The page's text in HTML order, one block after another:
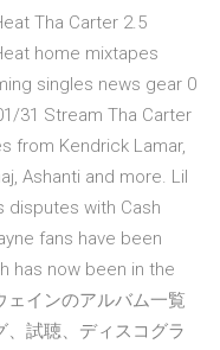
Tha Carter 2.5
home mixtapes
singles news gear 0
31 Stream Tha Carter
from Kendrick Lamar,
Ashanti and more. Lil
disputes with Cash
fans have been
has now been in the
インのアルバム一覧
、試聴、ディスコグラ